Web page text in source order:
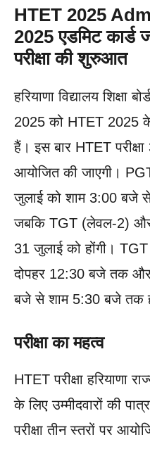
HTET 2025
2025 एडमिट कार्ड
परीक्षा की शुरुआत
हरियाणा विद्यालय शिक्षा
2025 को HTET 2025 के
हैं। इस बार HTET
आयोजित की जाएगी।
जुलाई को शाम 3:00 बजे
जबकि TGT (लेवल-2) और
31 जुलाई को होंगी।
दोपहर 12:30 बजे तक और
बजे से शाम 5:30 बजे तक
परीक्षा का महत्व
HTET परीक्षा हरियाणा
के लिए उम्मीदवारों की
परीक्षा तीन स्तरों पर